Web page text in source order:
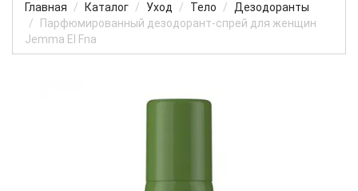
Главная Каталог Уход Тело
Дезодоранты
Парфюмированный дезодорант-спрей для женщин
Jemma El Fna